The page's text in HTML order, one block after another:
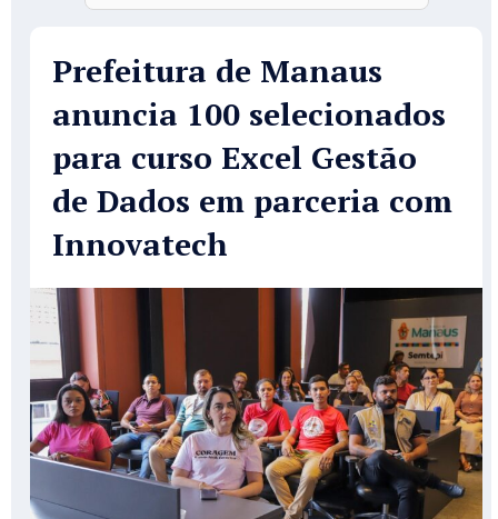
Prefeitura de Manaus
anuncia 100 selecionados
para curso Excel Gestão
de Dados em parceria com
Innovatech